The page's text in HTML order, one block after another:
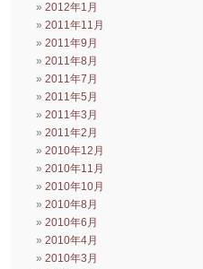
2012年1月
2011年11月
2011年9月
2011年8月
2011年7月
2011年5月
2011年3月
2011年2月
2010年12月
2010年11月
2010年10月
2010年8月
2010年6月
2010年4月
2010年3月